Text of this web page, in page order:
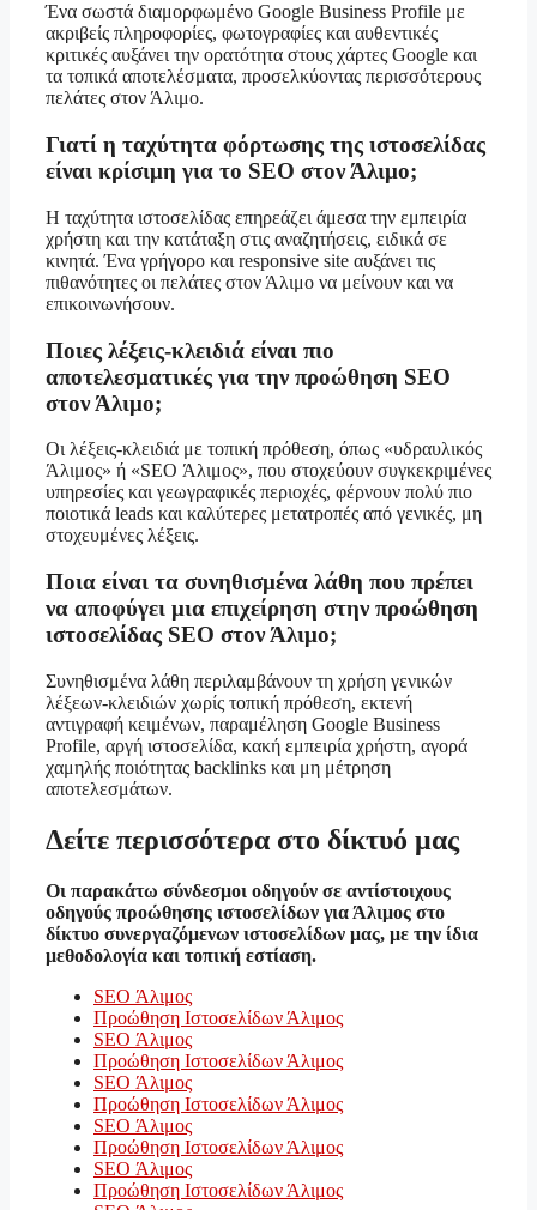
Ένα σωστά διαμορφωμένο Google Business Profile με
ακριβείς πληροφορίες, φωτογραφίες και αυθεντικές
κριτικές αυξάνει την ορατότητα στους χάρτες Google και
τα τοπικά αποτελέσματα, προσελκύοντας περισσότερους
πελάτες στον Άλιμο.
Γιατί η ταχύτητα φόρτωσης της ιστοσελίδας
είναι κρίσιμη για το SEO στον Άλιμο;
Η ταχύτητα ιστοσελίδας επηρεάζει άμεσα την εμπειρία
χρήστη και την κατάταξη στις αναζητήσεις, ειδικά σε
κινητά. Ένα γρήγορο και responsive site αυξάνει τις
πιθανότητες οι πελάτες στον Άλιμο να μείνουν και να
επικοινωνήσουν.
Ποιες λέξεις-κλειδιά είναι πιο
αποτελεσματικές για την προώθηση SEO
στον Άλιμο;
Οι λέξεις-κλειδιά με τοπική πρόθεση, όπως «υδραυλικός
Άλιμος» ή «SEO Άλιμος», που στοχεύουν συγκεκριμένες
υπηρεσίες και γεωγραφικές περιοχές, φέρνουν πολύ πιο
ποιοτικά leads και καλύτερες μετατροπές από γενικές, μη
στοχευμένες λέξεις.
Ποια είναι τα συνηθισμένα λάθη που πρέπει
να αποφύγει μια επιχείρηση στην προώθηση
ιστοσελίδας SEO στον Άλιμο;
Συνηθισμένα λάθη περιλαμβάνουν τη χρήση γενικών
λέξεων-κλειδιών χωρίς τοπική πρόθεση, εκτενή
αντιγραφή κειμένων, παραμέληση Google Business
Profile, αργή ιστοσελίδα, κακή εμπειρία χρήστη, αγορά
χαμηλής ποιότητας backlinks και μη μέτρηση
αποτελεσμάτων.
Δείτε περισσότερα στο δίκτυό μας
Οι παρακάτω σύνδεσμοι οδηγούν σε αντίστοιχους
οδηγούς προώθησης ιστοσελίδων για Άλιμος στο
δίκτυο συνεργαζόμενων ιστοσελίδων μας, με την ίδια
μεθοδολογία και τοπική εστίαση.
SEO Άλιμος
Προώθηση Ιστοσελίδων Άλιμος
SEO Άλιμος
Προώθηση Ιστοσελίδων Άλιμος
SEO Άλιμος
Προώθηση Ιστοσελίδων Άλιμος
SEO Άλιμος
Προώθηση Ιστοσελίδων Άλιμος
SEO Άλιμος
Προώθηση Ιστοσελίδων Άλιμος